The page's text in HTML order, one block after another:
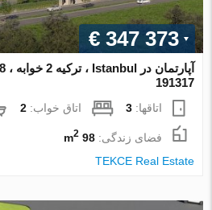
€ 347 373
191317
اتاقها:3 اتاق خواب:2
فضای زندگی:98 m
2
TEKCE Real Estate